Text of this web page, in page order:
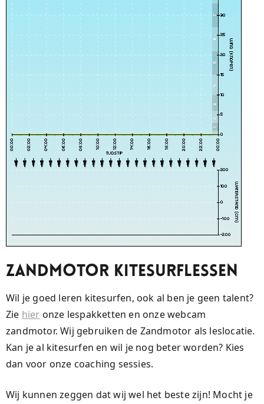
Zandmotor kitesurflessen
Wil je goed leren kitesurfen, ook al ben je geen talent?
Zie hier onze lespakketten en onze webcam
zandmotor. Wij gebruiken de Zandmotor als leslocatie.
Kan je al kitesurfen en wil je nog beter worden? Kies
dan voor onze coaching sessies.
Wij kunnen zeggen dat wij wel het beste zijn! Mocht je